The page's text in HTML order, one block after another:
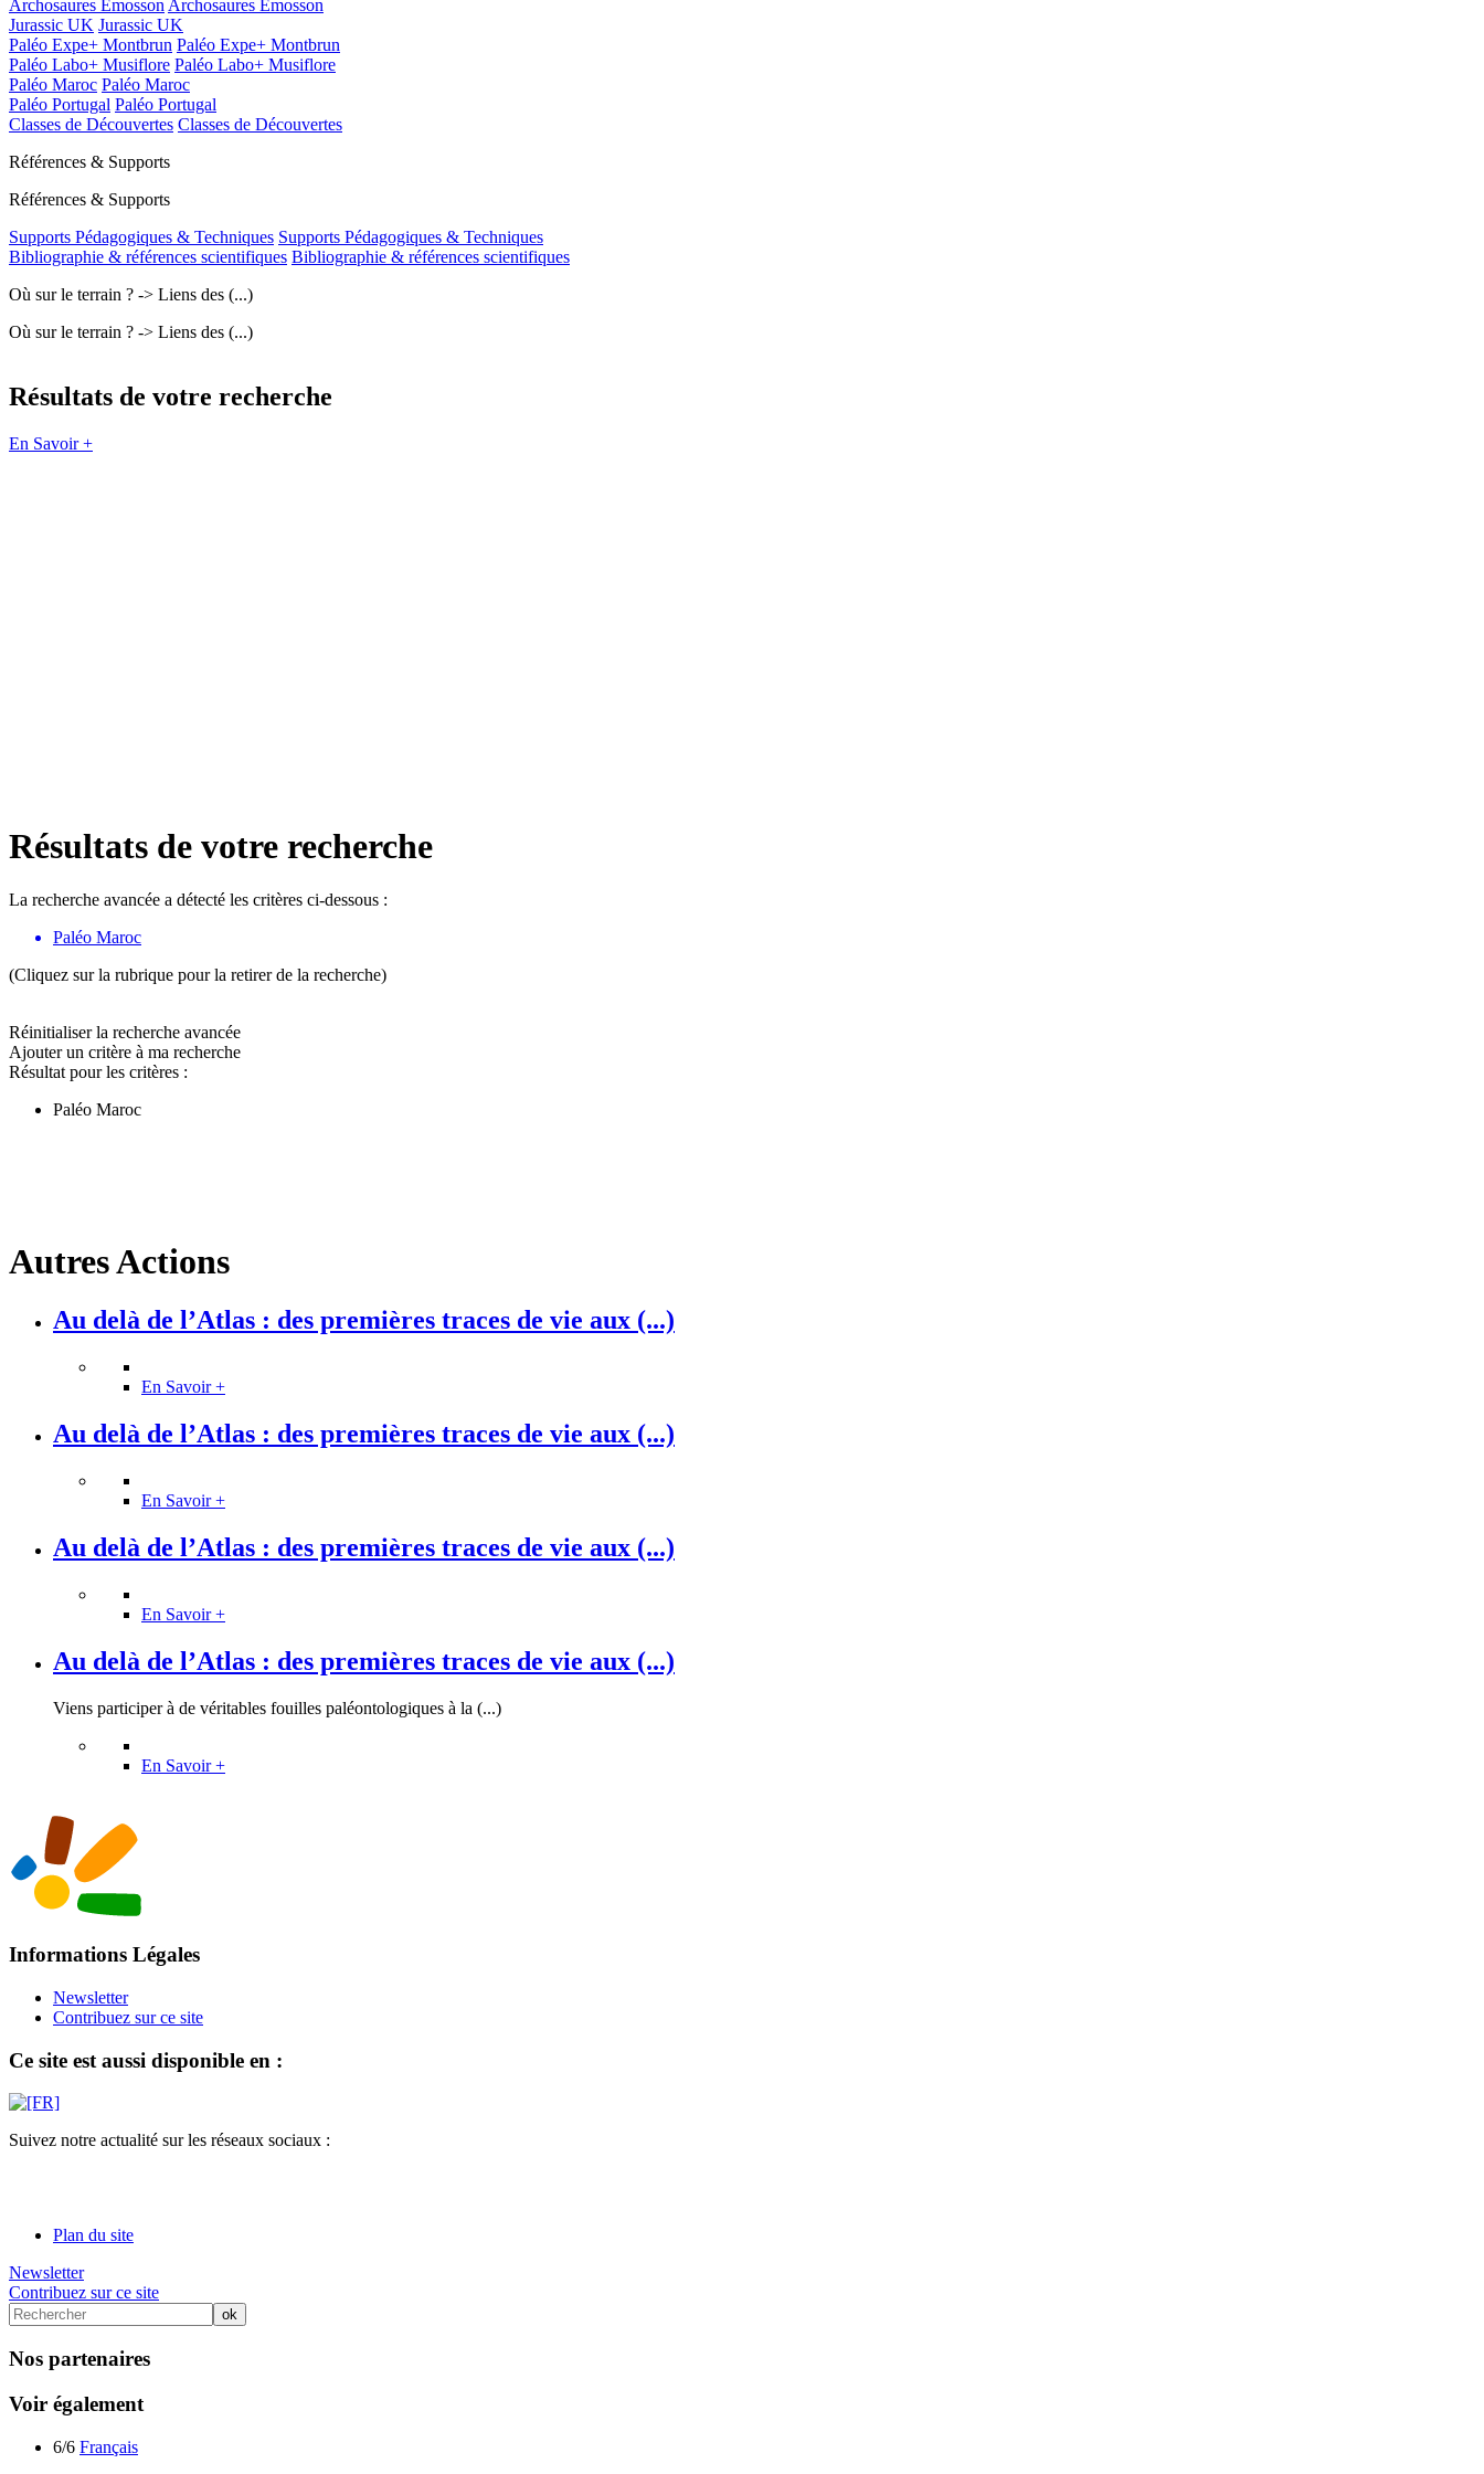
Archosaures EmossonArchosaures Emosson
Jurassic UK Jurassic UK
Paléo Expe+ Montbrun Paléo Expe+ Montbrun
Paléo Labo+ Musiflore Paléo Labo+ Musiflore
Paléo Maroc Paléo Maroc
Paléo Portugal Paléo Portugal
Classes de Découvertes Classes de Découvertes
Références & Supports
Références & Supports
Supports Pédagogiques & Techniques Supports Pédagogiques & Techniques
Bibliographie & références scientifiques Bibliographie & références scientifiques
Où sur le terrain ? -> Liens des (...)
Où sur le terrain ? -> Liens des (...)
Résultats de votre recherche
En Savoir +
Résultats de votre recherche
La recherche avancée a détecté les critères ci-dessous :
Paléo Maroc
(Cliquez sur la rubrique pour la retirer de la recherche)
Réinitialiser la recherche avancée
Ajouter un critère à ma recherche
Résultat pour les critères :
Paléo Maroc
Autres Actions
Au delà de l’Atlas : des premières traces de vie aux (...)
En Savoir +
Au delà de l’Atlas : des premières traces de vie aux (...)
En Savoir +
Au delà de l’Atlas : des premières traces de vie aux (...)
En Savoir +
Au delà de l’Atlas : des premières traces de vie aux (...)
Viens participer à de véritables fouilles paléontologiques à la (...)
En Savoir +
Informations Légales
Newsletter
Contribuez sur ce site
Ce site est aussi disponible en :
Suivez notre actualité sur les réseaux sociaux :
Plan du site
Newsletter
Contribuez sur ce site
Nos partenaires
Voir également
6/6 Français